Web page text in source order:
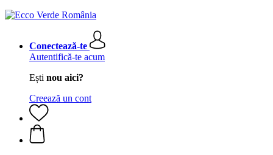
Conectează-te
Autentifică-te acum
Ești nou aici?
Creează un cont